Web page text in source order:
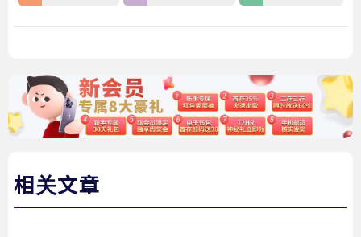
相关文章